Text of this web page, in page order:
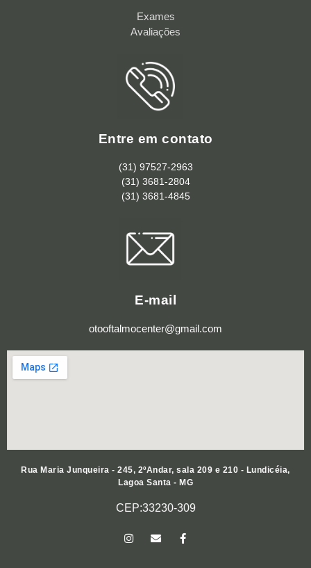
Exames
Avaliações
Entre em contato
(31) 97527-2963
(31) 3681-2804
(31) 3681-4845
E-mail
otooftalmocenter@gmail.com
Rua Maria Junqueira - 245, 2ºAndar, sala 209 e 210 - Lundicéia,
Lagoa Santa - MG
CEP:33230-309